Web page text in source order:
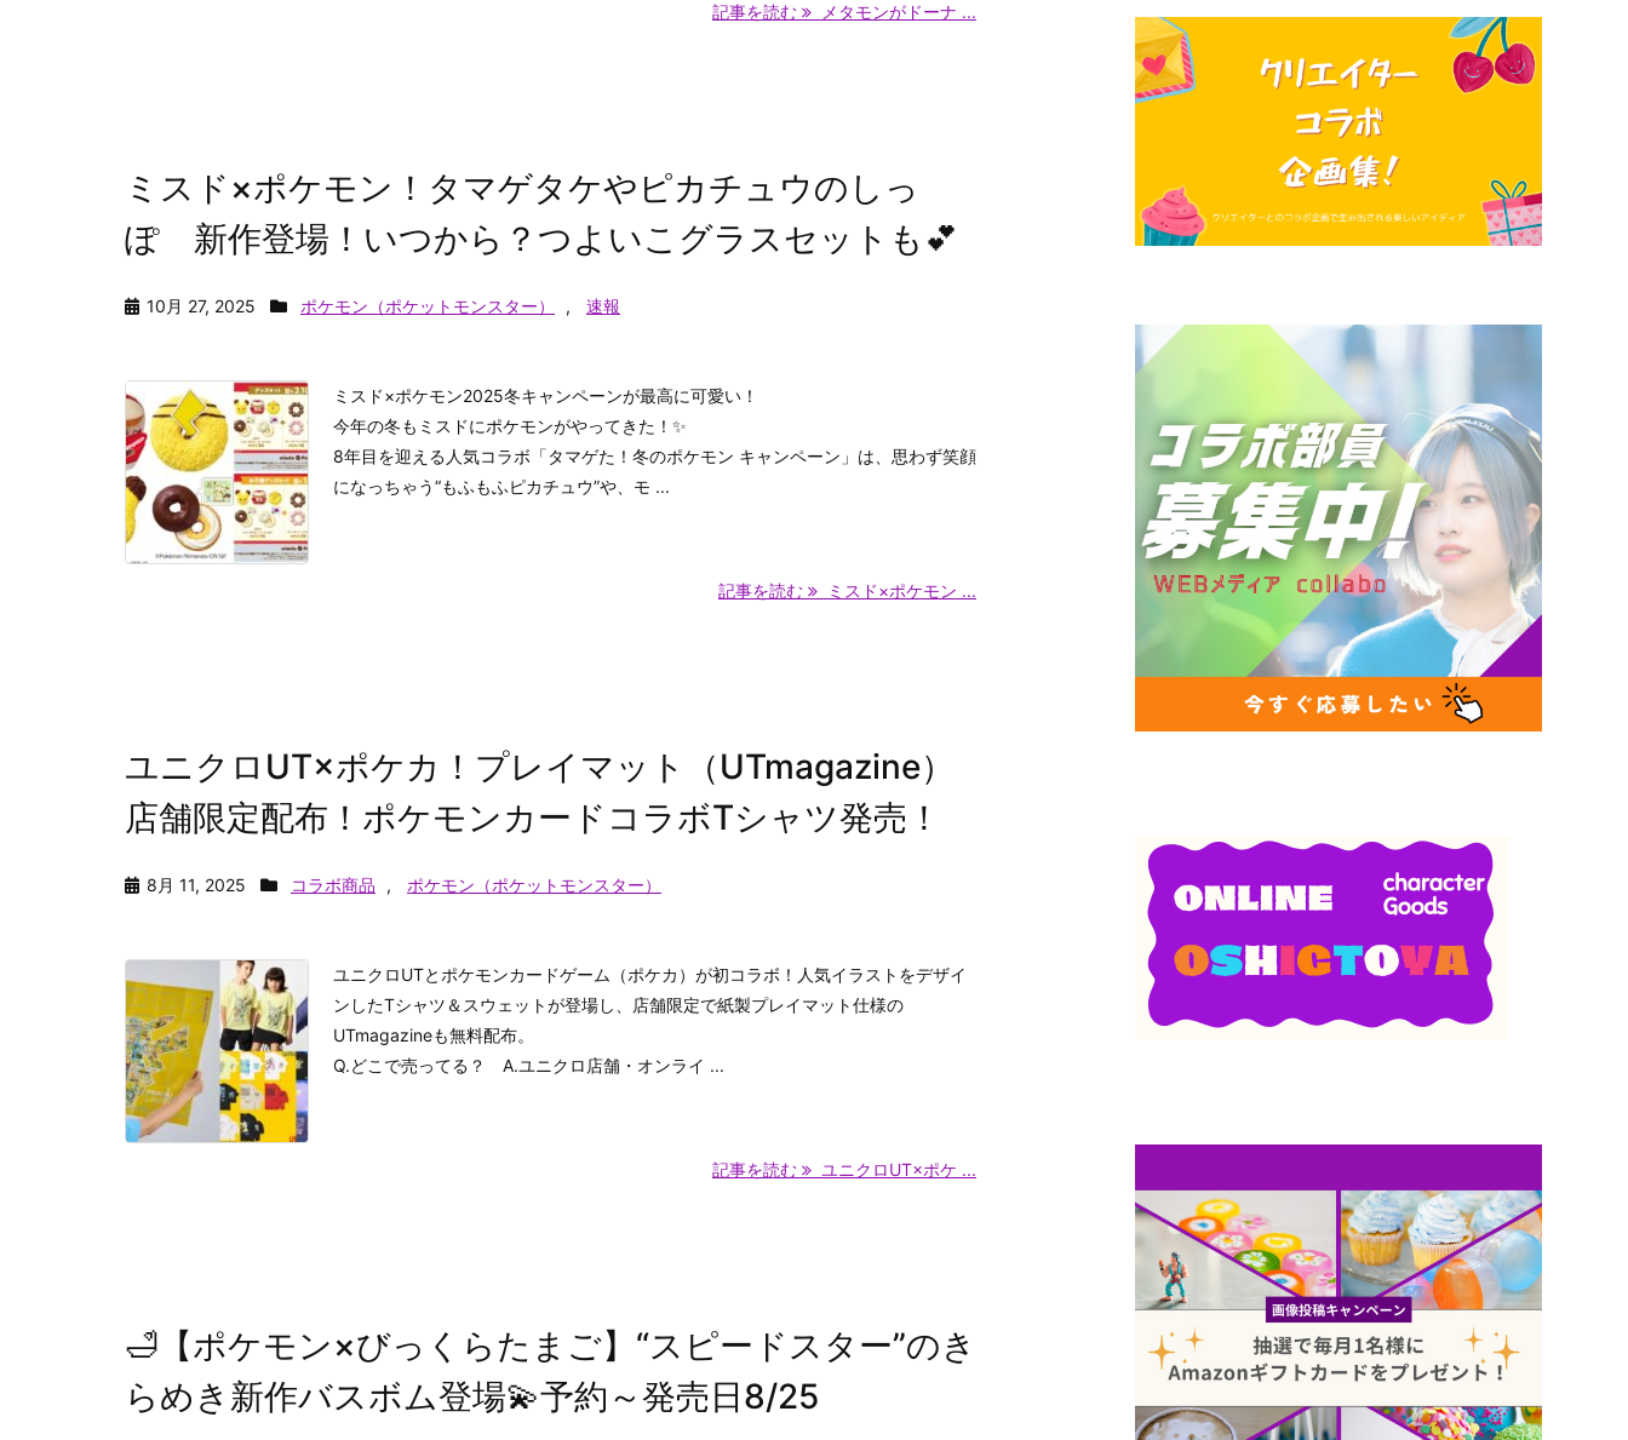
記事を読む メタモンがドーナ ...
ミスド×ポケモン！タマゲタケやピカチュウのしっ
ぽ 新作登場！いつから？つよいこグラスセットも💕
10月 27, 2025 ポケモン（ポケットモンスター） , 速報
ミスド×ポケモン2025冬キャンペーンが最高に可愛い！
今年の冬もミスドにポケモンがやってきた！✨
8年目を迎える人気コラボ「タマゲた！冬のポケモン キャンペーン」は、思わず笑顔
になっちゃう“もふもふピカチュウ”や、モ ...
記事を読む ミスド×ポケモン ...
ユニクロUT×ポケカ！プレイマット（UTmagazine）
店舗限定配布！ポケモンカードコラボTシャツ発売！
8月 11, 2025 コラボ商品 , ポケモン（ポケットモンスター）
ユニクロUTとポケモンカードゲーム（ポケカ）が初コラボ！人気イラストをデザイ
ンしたTシャツ＆スウェットが登場し、店舗限定で紙製プレイマット仕様の
UTmagazineも無料配布。
Q.どこで売ってる？ A.ユニクロ店舗・オンライ ...
記事を読む ユニクロUT×ポケ ...
🛁【ポケモン×びっくらたまご】“スピードスター”のき
らめき新作バスボム登場💫予約～発売日8/25